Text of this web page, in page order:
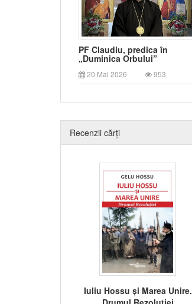
PF Claudiu, predica în
„Duminica Orbului”
20 Mai 2026 953
Recenzii cărți
Iuliu Hossu și Marea Unire.